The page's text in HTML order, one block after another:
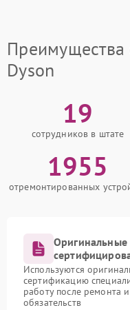
Преимущества
Dyson
19
сотрудников в штате
1955
отремонтированных
Оригинальные
Используются
сертификацию
работу после ремонта
обязательств